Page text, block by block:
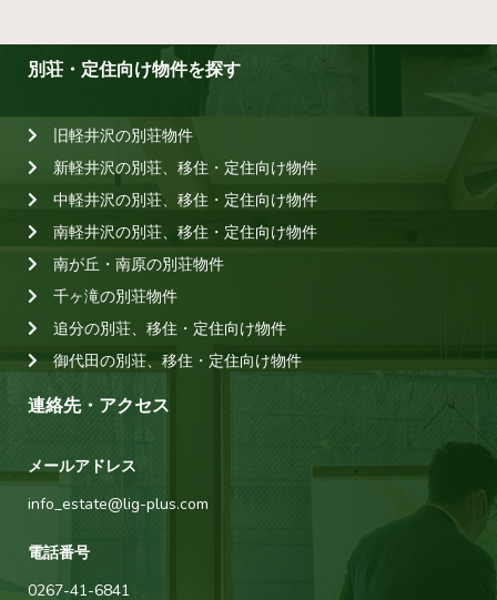
別荘・定住向け物件を探す
旧軽井沢の別荘物件
新軽井沢の別荘、移住・定住向け物件
中軽井沢の別荘、移住・定住向け物件
南軽井沢の別荘、移住・定住向け物件
南が丘・南原の別荘物件
千ヶ滝の別荘物件
追分の別荘、移住・定住向け物件
御代田の別荘、移住・定住向け物件
連絡先・アクセス
メールアドレス
info_estate@lig-plus.com
電話番号
0267-41-6841